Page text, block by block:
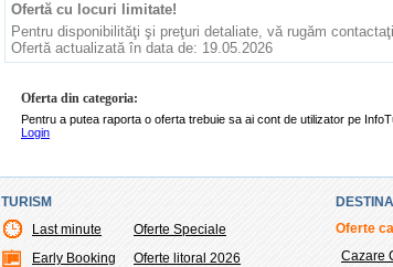
Ofertă cu locuri limitate!
Pentru disponibilităţi şi preţuri detaliate, vă rugăm
Ofertă actualizată în data de: 19.05.2026
Oferta din categoria:
Pentru a putea raporta o oferta trebuie sa ai cont de utilizator pe
Login
TURISM
Last minute
Early Booking
Oferte Speciale
Oferte litoral 2026
Oferte
Cazare